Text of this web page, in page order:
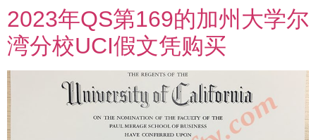
2023年QS第169的加州大学尔
湾分校UCI假文凭购买